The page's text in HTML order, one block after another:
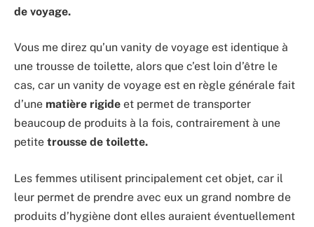
de voyage.
Vous me direz qu’un vanity de voyage est identique à
une trousse de toilette, alors que c’est loin d’être le
cas, car un vanity de voyage est en règle générale fait
d’une matière rigide et permet de transporter
beaucoup de produits à la fois, contrairement à une
petite trousse de toilette.
Les femmes utilisent principalement cet objet, car il
leur permet de prendre avec eux un grand nombre de
produits d’hygiène dont elles auraient éventuellement